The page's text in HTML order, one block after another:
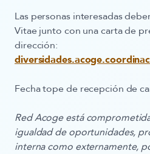
Las personas interesadas
Vitae junto con una carta de
dirección:
Fecha tope de recepción de
Red Acoge está
igualdad de oportunidades,
interna como externamente,